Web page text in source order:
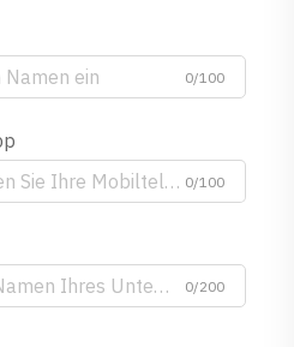
0/100
0/100
0/200